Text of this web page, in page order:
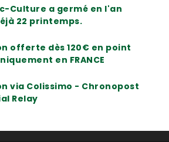
Culture a germé en l'an
22 printemps.
offerte dès 120€ en point
en FRANCE
via Colissimo - Chronopost
Relay